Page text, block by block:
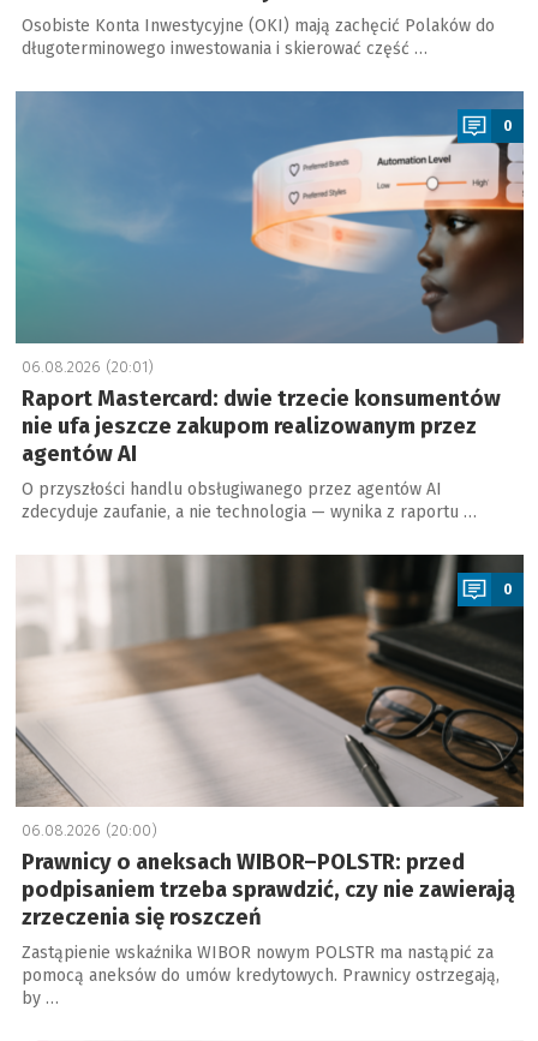
Osobiste Konta Inwestycyjne (OKI) mają zachęcić Polaków do
długoterminowego inwestowania i skierować część …
a
0
06.08.2026 (20:01)
Raport Mastercard: dwie trzecie konsumentów
nie ufa jeszcze zakupom realizowanym przez
agentów AI
O przyszłości handlu obsługiwanego przez agentów AI
zdecyduje zaufanie, a nie technologia — wynika z raportu …
a
0
06.08.2026 (20:00)
Prawnicy o aneksach WIBOR–POLSTR: przed
podpisaniem trzeba sprawdzić, czy nie zawierają
zrzeczenia się roszczeń
Zastąpienie wskaźnika WIBOR nowym POLSTR ma nastąpić za
pomocą aneksów do umów kredytowych. Prawnicy ostrzegają,
by …